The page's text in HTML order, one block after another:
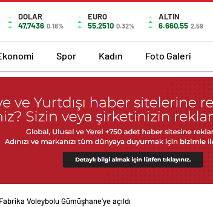
DOLAR
47,7436 0.18%
EURO
55,2510 0.32%
ALTIN
6.660,55 2,59
Spor Kadın Foto Galeri
Voleybolu Gümüşhane’ye açıldı